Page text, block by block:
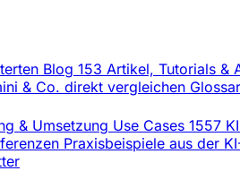
Blog 153 Artikel, Tutorials &
& Co. direkt vergleichen Glossar
& Umsetzung Use Cases 1557
Praxisbeispiele aus der